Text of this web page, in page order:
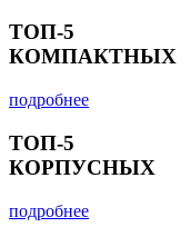
ТОП-5
КОМПАКТНЫХ
подробнее
ТОП-5
КОРПУСНЫХ
подробнее